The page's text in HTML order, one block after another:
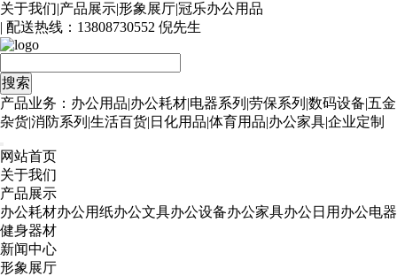
关于我们|产品展示|形象展厅|冠乐办公用品
| 配送热线： 13808730552 倪先生
产品业务：办公用品|办公耗材|电器系列|劳保系列|数码设备|五金
杂货|消防系列|生活百货|日化用品|体育用品|办公家具|企业定制
网站首页
关于我们
产品展示
办公耗材办公用纸办公文具办公设备办公家具办公日用 办公电器
健身器材
新闻中心
形象展厅